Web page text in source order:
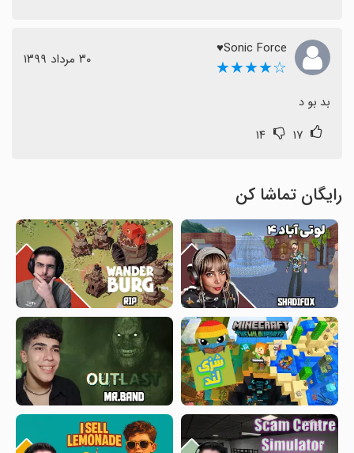
Sonic Force♥
☆★★★★ ٣٠ مرداد ١٣٩٩
بد بو د
۱۷ ۱۴
رایگان تماشا کن